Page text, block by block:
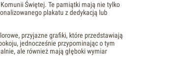
Świętej. Te pamiątki mają nie tylko
plakatu z dedykacją lub
przyjazne grafiki, które przedstawiają
jednocześnie przypominając o tym
ale również mają głęboki wymiar